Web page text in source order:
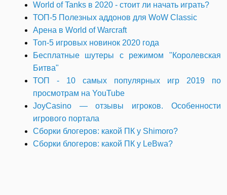
World of Tanks в 2020 - стоит ли начать играть?
ТОП-5 Полезных аддонов для WoW Classic
Арена в World of Warcraft
Топ-5 игровых новинок 2020 года
Бесплатные шутеры с режимом "Королевская
Битва"
ТОП - 10 самых популярных игр 2019 по
просмотрам на YouTube
JoyCasino — отзывы игроков. Особенности
игрового портала
Сборки блогеров: какой ПК у Shimoro?
Сборки блогеров: какой ПК у LeBwa?